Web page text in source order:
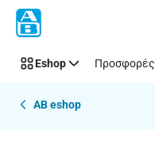
Παράλειψη
Eshop Προσφορές
AB eshop